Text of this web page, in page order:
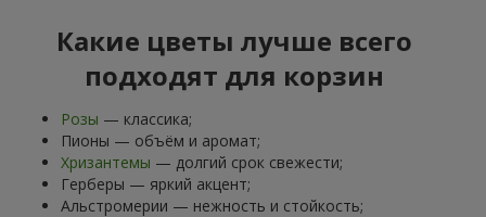
Какие цветы лучше всего
подходят для корзин
Розы — классика;
Пионы — объём и аромат;
Хризантемы — долгий срок свежести;
Герберы — яркий акцент;
Альстромерии — нежность и стойкость;